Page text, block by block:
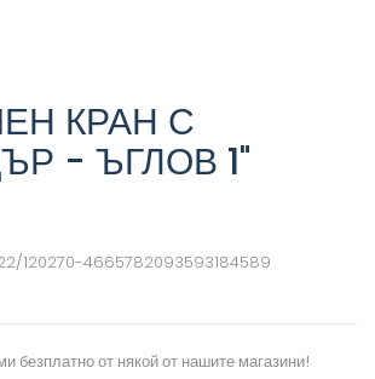
КРАН С
- ЪГЛОВ 1"
120270-4665782093593184589
безплатно от някой от нашите магазини!